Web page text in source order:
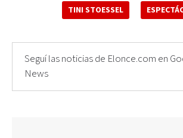
TINI STOESSEL
Seguí las noticias de Elonce.com en
News